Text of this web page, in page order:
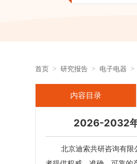
首页 研究报告 电子电器
内容目录
2026-2032年
北京迪索共研咨询有限公